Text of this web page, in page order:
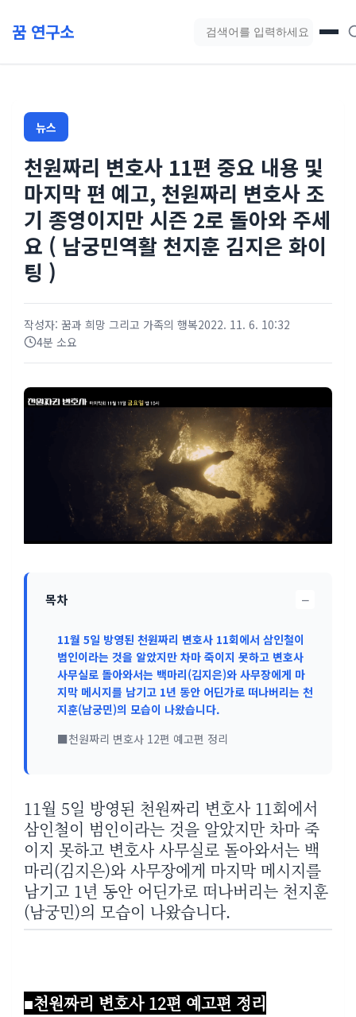
꿈 연구소 블로그 검색
뉴스
천원짜리 변호사 11편 중요 내용 및
마지막 편 예고, 천원짜리 변호사 조
기 종영이지만 시즌 2로 돌아와 주세
요 ( 남궁민역활 천지훈 김지은 화이
팅 )
작성자: 꿈과 희망 그리고 가족의 행복2022. 11. 6. 10:32
4분 소요
목차 −
11월 5일 방영된 천원짜리 변호사 11회에서 삼인철이
범인이라는 것을 알았지만 차마 죽이지 못하고 변호사
사무실로 돌아와서는 백마리(김지은)와 사무장에게 마
지막 메시지를 남기고 1년 동안 어딘가로 떠나버리는 천
지훈(남궁민)의 모습이 나왔습니다.
■천원짜리 변호사 12편 예고편 정리
11월 5일 방영된 천원짜리 변호사 11회에서
삼인철이 범인이라는 것을 알았지만 차마 죽
이지 못하고 변호사 사무실로 돌아와서는 백
마리(김지은)와 사무장에게 마지막 메시지를
남기고 1년 동안 어딘가로 떠나버리는 천지훈
(남궁민)의 모습이 나왔습니다.
■천원짜리 변호사 12편 예고편 정리